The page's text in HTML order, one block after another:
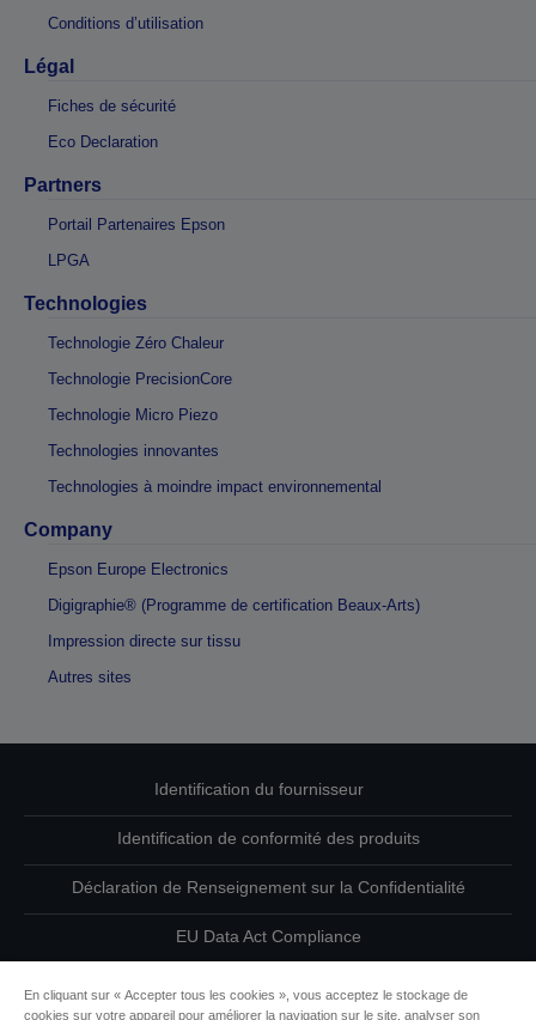
Conditions d’utilisation
Légal
Fiches de sécurité
Eco Declaration
Partners
Portail Partenaires Epson
LPGA
Technologies
Technologie Zéro Chaleur
Technologie PrecisionCore
Technologie Micro Piezo
Technologies innovantes
Technologies à moindre impact environnemental
Company
Epson Europe Electronics
Digigraphie® (Programme de certification Beaux-Arts)
Impression directe sur tissu
Autres sites
Identification du fournisseur
Identification de conformité des produits
Déclaration de Renseignement sur la Confidentialité
EU Data Act Compliance
En cliquant sur « Accepter tous les cookies », vous acceptez le stockage de
cookies sur votre appareil pour améliorer la navigation sur le site, analyser son